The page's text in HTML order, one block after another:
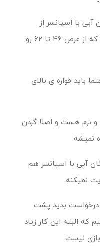
با اسپانسر از
مدیوم تا شش ایکس لارج هست که از عرض 46 تا 62 رو
باید قواره ی بالای
نرم هست و اصلا گردن
نمیشه.
آبی با اسپانسر هم
نمیکنه.
درخواست بدید پشت
که البته این کار زیاد
نیست.